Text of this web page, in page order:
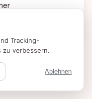
Tracking-
zu verbessern.
Ablehnen